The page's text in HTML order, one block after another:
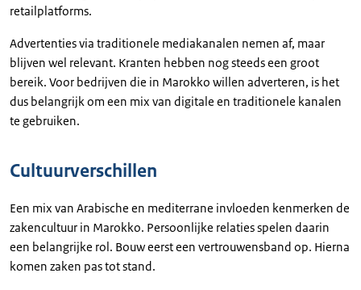
retailplatforms.
Advertenties via traditionele mediakanalen nemen af, maar
blijven wel relevant. Kranten hebben nog steeds een groot
bereik. Voor bedrijven die in Marokko willen adverteren, is het
dus belangrijk om een mix van digitale en traditionele kanalen
te gebruiken.
Cultuurverschillen
Een mix van Arabische en mediterrane invloeden kenmerken de
zakencultuur in Marokko. Persoonlijke relaties spelen daarin
een belangrijke rol. Bouw eerst een vertrouwensband op. Hierna
komen zaken pas tot stand.